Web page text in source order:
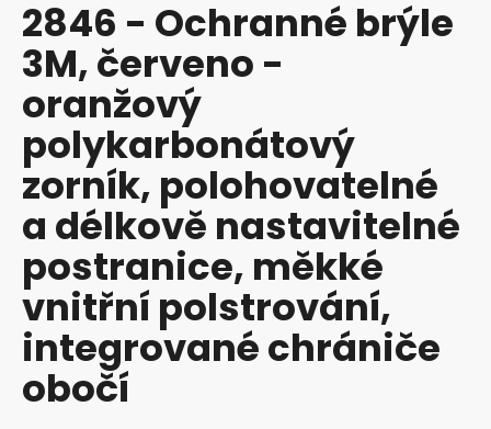
produktu
je
0,0
z
5
hvězdiček.
2846 - Ochranné brýle
3M, červeno -
oranžový
polykarbonátový
zorník, polohovatelné
a délkově nastavitelné
postranice, měkké
vnitřní polstrování,
integrované chrániče
obočí
a
j
í
t
?
HLEDAT
D
o
p